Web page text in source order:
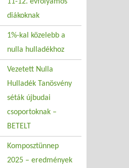
diákoknak
1%-kal közelebb a
nulla hulladékhoz
Vezetett Nulla
Hulladék Tanösvény
séták újbudai
csoportoknak –
BETELT
Komposztünnep
2025 – eredmények